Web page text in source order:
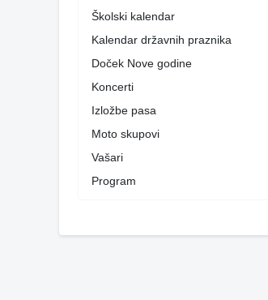
Školski kalendar
Kalendar državnih praznika
Doček Nove godine
Koncerti
Izložbe pasa
Moto skupovi
Vašari
Program